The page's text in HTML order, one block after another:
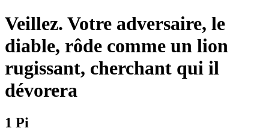
Veillez. Votre adversaire, le
diable, rôde comme un lion
rugissant, cherchant qui il
dévorera
1 Pi